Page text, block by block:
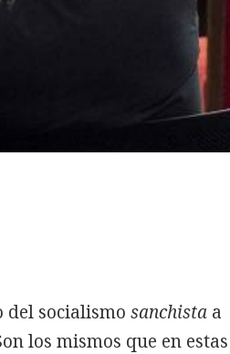
del socialismo sanchista a
los mismos que en estas